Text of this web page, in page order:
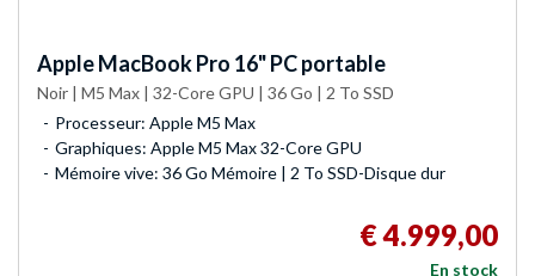
AppleMacBook Pro 16" PC portable
Noir | M5 Max | 32-Core GPU | 36 Go | 2 To SSD
Processeur: Apple M5 Max
Graphiques: Apple M5 Max 32-Core GPU
Mémoire vive: 36 Go Mémoire | 2 To SSD-Disque dur
€ 4.999,00
En stock